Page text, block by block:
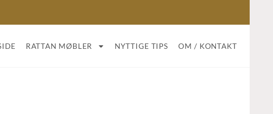
RATTAN MØBLER NYTTIGE TIPS OM / KONTAKT